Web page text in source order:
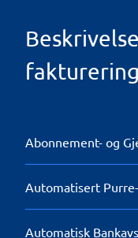
Abonnement- og
periodiske
abonnementer).
Automatisert
Automatisk